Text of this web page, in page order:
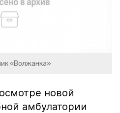
«Волжанка»
новой
амбулатории